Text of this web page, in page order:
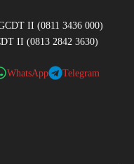
II (0811 3436 000)
II (0813 2842 3630)
WhatsApp
Telegram